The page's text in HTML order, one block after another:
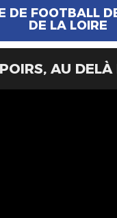
DE FOOTBALL
DE LA LOIRE
AU